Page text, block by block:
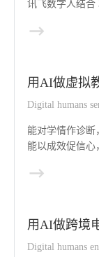
讯飞数字人结合
用AI做虚拟
Digital humans
能对学情作诊断
能以成效促信心
用AI做跨境
Digital humans